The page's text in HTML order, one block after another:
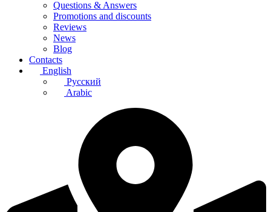
Questions & Answers
Promotions and discounts
Reviews
News
Blog
Contacts
English
Русский
Arabic